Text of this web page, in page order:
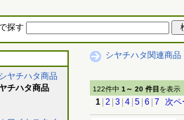
探す
ヤチハタ商品
チハタ商品
シヤチハタ関連商品
122件中 1～ 20 件目 を表示
1 2 3 4 5 6 7 次ペ